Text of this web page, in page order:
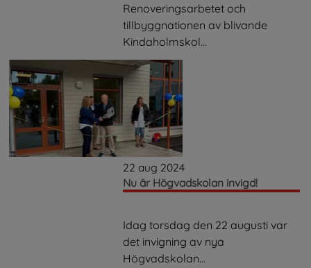
Renoveringsarbetet och
tillbyggnationen av blivande
Kindaholmskol...
22 aug 2024
Nu är Högvadskolan invigd!
Idag torsdag den 22 augusti var
det invigning av nya
Högvadskolan...